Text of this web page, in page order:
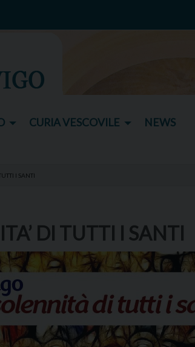
CURIA VESCOVILE NEWS
I SANTI
DI TUTTI I SANTI